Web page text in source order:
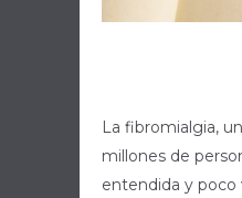
La fibromialgia,
millones de
entendida y poco